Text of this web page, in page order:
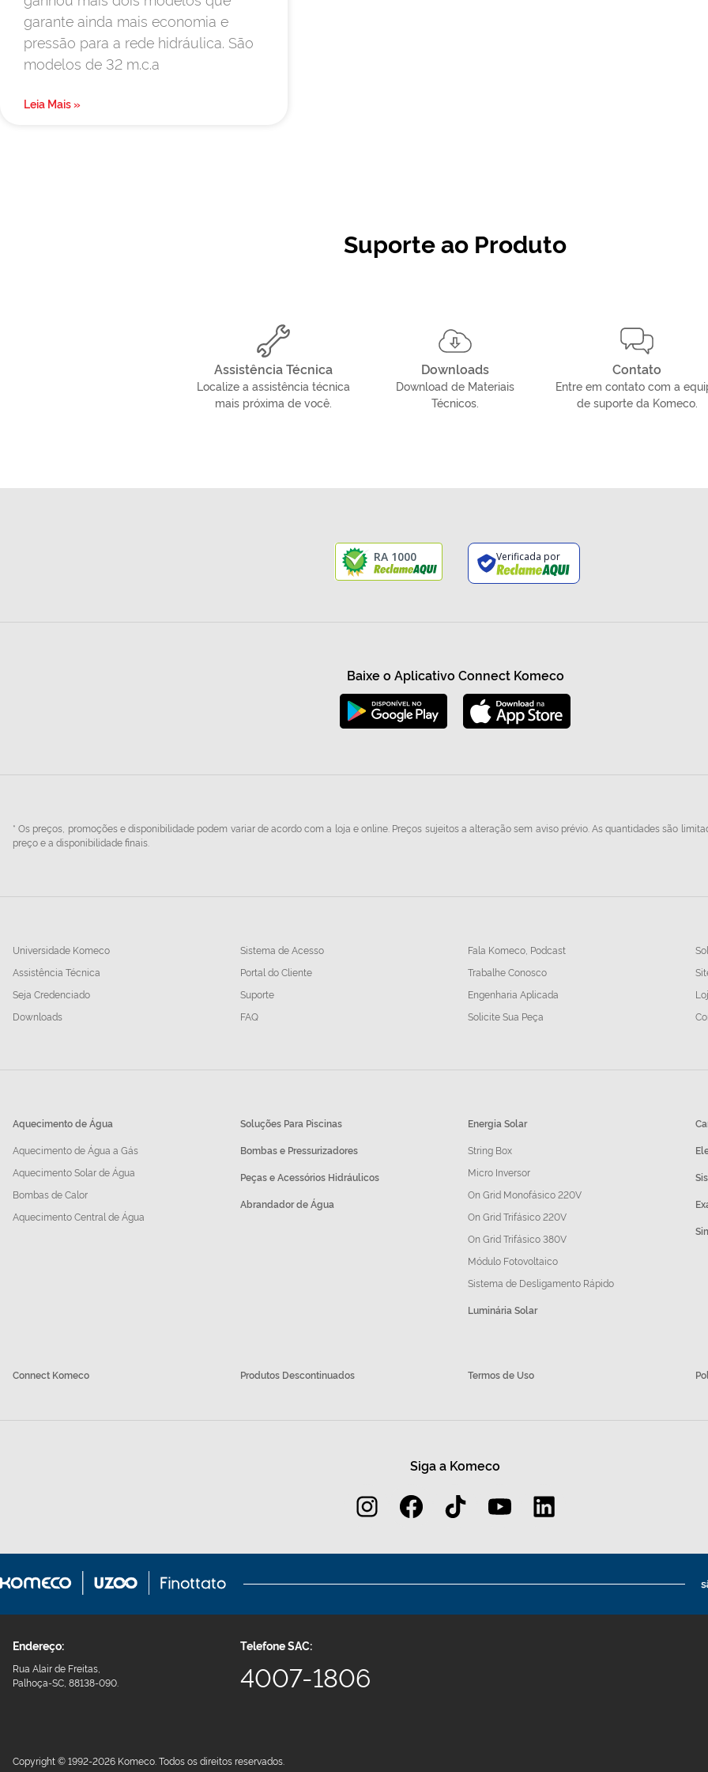
garante ainda mais economia e
pressão para a rede hidráulica. São
modelos de 32 m.c.a
Leia Mais »
Suporte ao Produto
Assistência Técnica
Localize a assistência técnica
mais próxima de você.
Downloads
Download de Materiais
Técnicos.
Contato
Entre em contato com a
de suporte da Komeco.
RA 1000 Verificada por
Baixe o Aplicativo Connect Komeco
* Os preços, promoções e disponibilidade podem variar de acordo com a loja e online. Preços sujeitos a alteração sem aviso prévio. As quantidades são
preço e a disponibilidade finais.
Universidade Komeco
Assistência Técnica
Seja Credenciado
Downloads
Sistema de Acesso
Portal do Cliente
Suporte
FAQ
Fala Komeco, Podcast
Trabalhe Conosco
Engenharia Aplicada
Solicite Sua Peça
Aquecimento de Água
Aquecimento de Água a Gás
Aquecimento Solar de Água
Bombas de Calor
Aquecimento Central de Água
Soluções Para Piscinas
Bombas e Pressurizadores
Peças e Acessórios Hidráulicos
Abrandador de Água
Energia Solar
String Box
Micro Inversor
On Grid Monofásico 220V
On Grid Trifásico 220V
On Grid Trifásico 380V
Módulo Fotovoltaico
Sistema de Desligamento Rápido
Luminária Solar
Connect Komeco Produtos Descontinuados Termos de Uso
Siga a Komeco
Endereço:
Rua Alair de Freitas,
Palhoça-SC, 88138-090.
Telefone SAC:
4007-1806
Copyright © 1992-2026 Komeco. Todos os direitos reservados.